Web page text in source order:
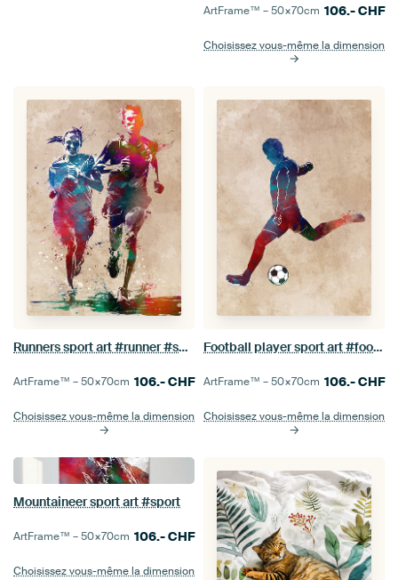
ArtFrame™ –50×70cm 106.-CHF
Choisissez vous-même la dimension
Runners sport art #runner #sport #jogging
ArtFrame™ –50×70cm 106.-CHF
Choisissez vous-même la dimension
Football player sport art #football #soccer
ArtFrame™ –50×70cm 106.-CHF
Choisissez vous-même la dimension
Mountaineer sport art #sport
ArtFrame™ –50×70cm 106.-CHF
Choisissez vous-même la dimension